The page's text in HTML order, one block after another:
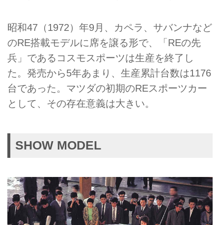
昭和47（1972）年9月、カペラ、サバンナなど
のRE搭載モデルに席を譲る形で、「REの先
兵」であるコスモスポーツは生産を終了し
た。発売から5年あまり、生産累計台数は1176
台であった。マツダの初期のREスポーツカー
として、その存在意義は大きい。
SHOW MODEL